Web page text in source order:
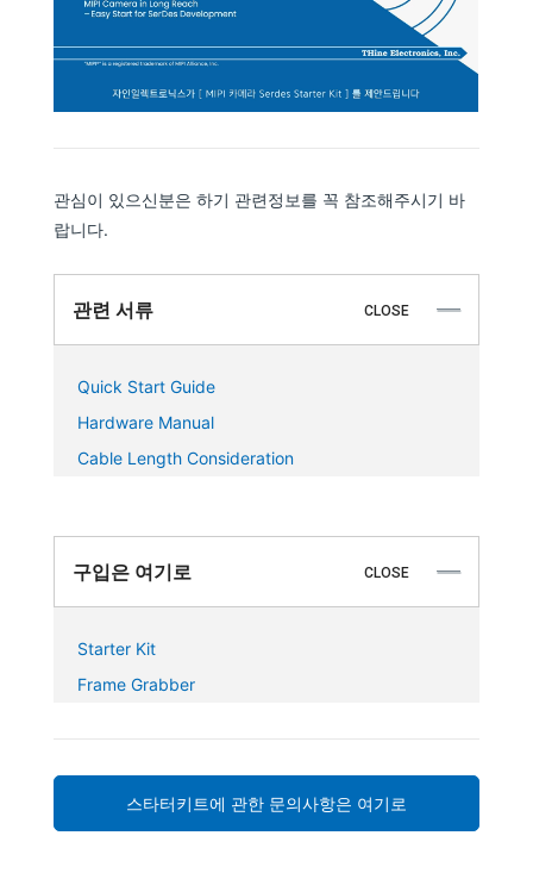
관심이 있으신분은 하기 관련정보를 꼭 참조해주시기 바
랍니다.
관련 서류 CLOSE
Quick Start Guide
Hardware Manual
Cable Length Consideration
구입은 여기로 CLOSE
Starter Kit
Frame Grabber
스타터키트에 관한 문의사항은 여기로